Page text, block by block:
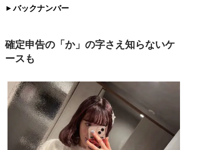
バックナンバー
確定申告の「か」の字さえ知らないケ
ースも